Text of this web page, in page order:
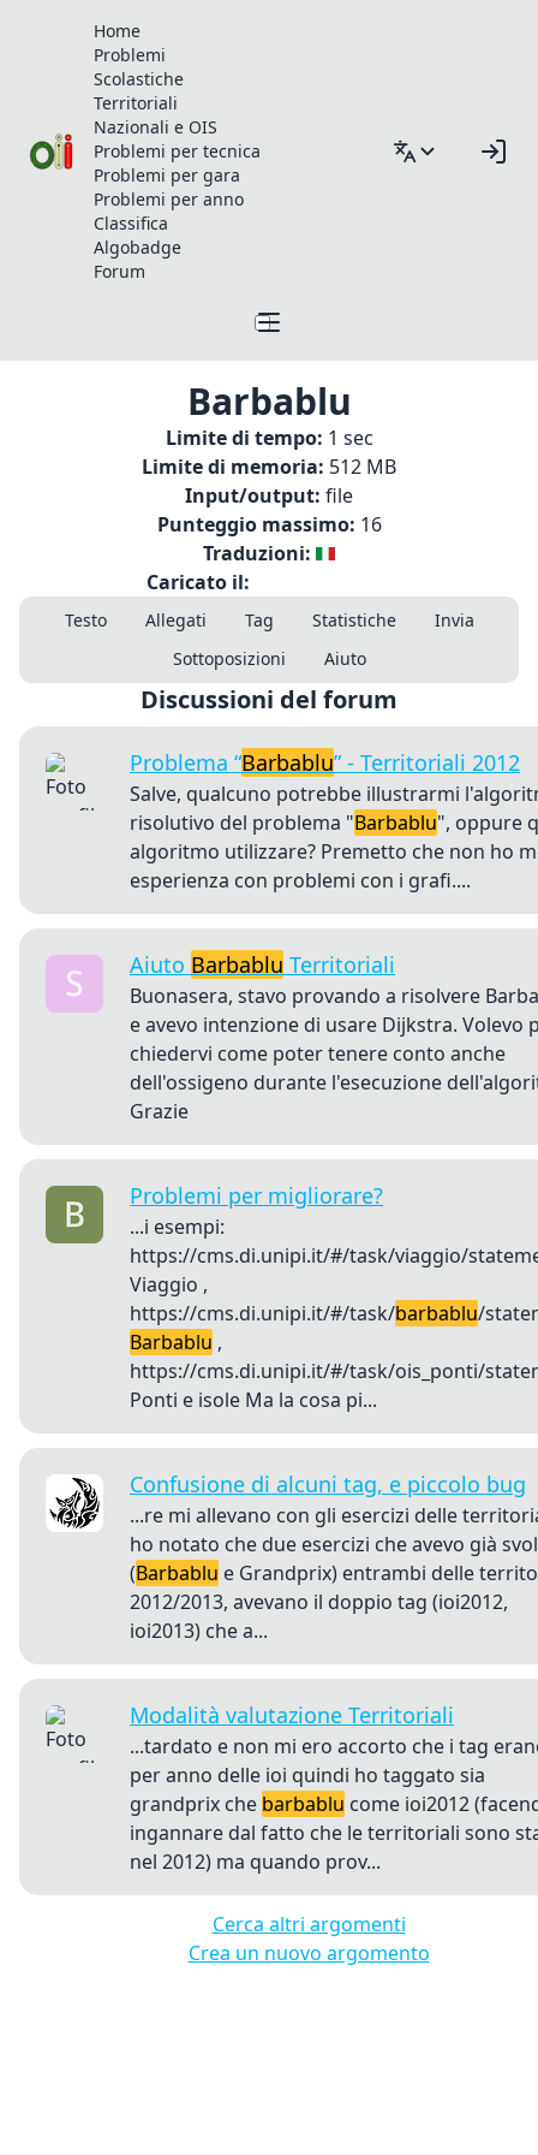
Home
Problemi
Scolastiche
Territoriali
Nazionali e OIS
Problemi per tecnica
Problemi per gara
Problemi per anno
Classifica
Algobadge
Forum
Barbablu
Limite di tempo: 1 sec
Limite di memoria: 512 MB
Input/output: file
Punteggio massimo: 16
Traduzioni:
Caricato il:
Testo Allegati Tag Statistiche
Invia
Sottoposizioni
Aiuto
Discussioni del forum
Problema “Barbablu” - Territoriali 2012
Salve, qualcuno potrebbe illustrarmi
risolutivo del problema "Barbablu", oppure
algoritmo utilizzare? Premetto che non ho
esperienza con problemi con i grafi....
Aiuto Barbablu Territoriali
Buonasera, stavo provando a risolvere
e avevo intenzione di usare Dijkstra. Volevo
chiedervi come poter tenere conto anche
dell'ossigeno durante l'esecuzione
Grazie
Problemi per migliorare?
...i esempi:
https://cms.di.unipi.it/#/task/viaggio/
Viaggio ,
https://cms.di.unipi.it/#/task/barbablu/
Barbablu ,
https://cms.di.unipi.it/#/task/ois_ponti/
Ponti e isole Ma la cosa pi...
Confusione di alcuni tag, e piccolo bug
...re mi allevano con gli esercizi delle
ho notato che due esercizi che avevo già
(Barbablu e Grandprix) entrambi delle
2012/2013, avevano il doppio tag (ioi2012,
ioi2013) che a...
Modalità valutazione Territoriali
...tardato e non mi ero accorto che i tag
per anno delle ioi quindi ho taggato sia
grandprix che barbablu come ioi2012
ingannare dal fatto che le territoriali sono
nel 2012) ma quando prov...
Cerca altri argomenti
Crea un nuovo argomento